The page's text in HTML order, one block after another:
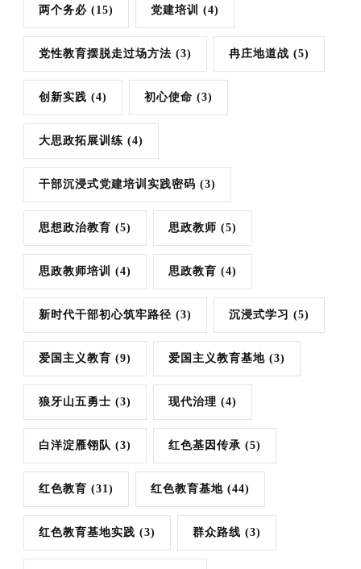
两个务必 (15) 党建培训 (4)
党性教育摆脱走过场方法 (3) 冉庄地道战 (5)
创新实践 (4) 初心使命 (3)
大思政拓展训练 (4)
干部沉浸式党建培训实践密码 (3)
思想政治教育 (5) 思政教师 (5)
思政教师培训 (4) 思政教育 (4)
新时代干部初心筑牢路径 (3) 沉浸式学习 (5)
爱国主义教育 (9) 爱国主义教育基地 (3)
狼牙山五勇士 (3) 现代治理 (4)
白洋淀雁翎队 (3) 红色基因传承 (5)
红色教育 (31) 红色教育基地 (44)
红色教育基地实践 (3) 群众路线 (3)